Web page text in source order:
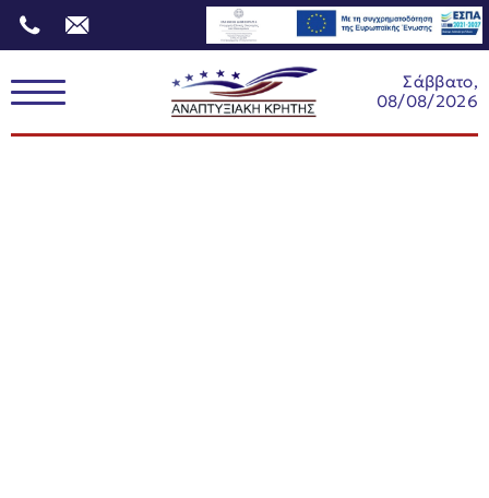
Σάββατο,
08/08/2026